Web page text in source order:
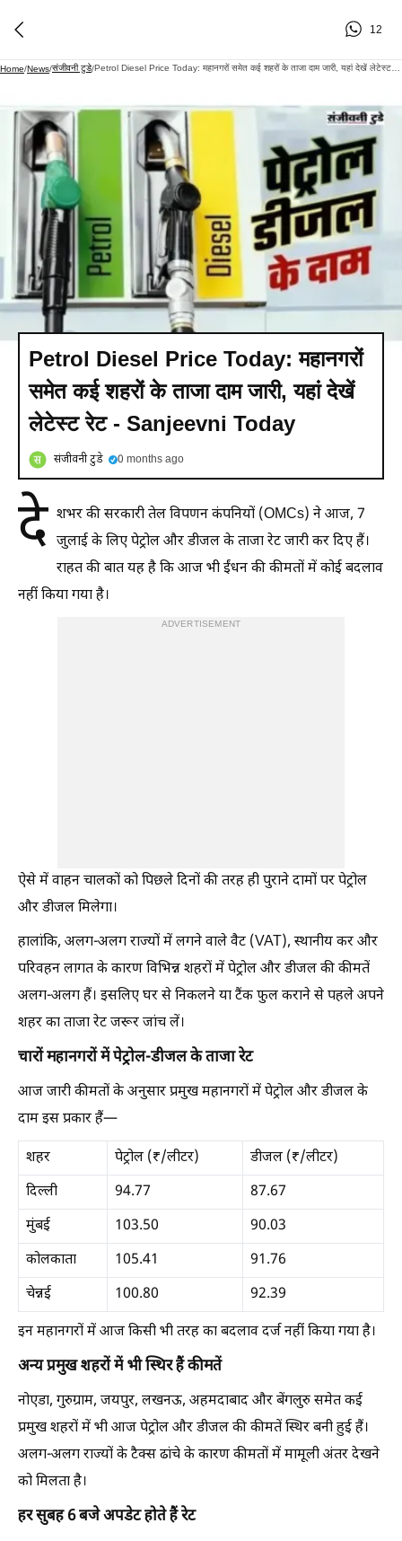
12
Home/News/संजीवनी टुडे/
Petrol Diesel Price Today: महानगरों
समेत कई शहरों के ताजा दाम जारी, यहां देखें
लेटेस्ट रेट - Sanjeevni Today
संजीवनी टुडे 0 months ago
दे शभर की सरकारी तेल विपणन कंपनियों (OMCs) ने आज, 7
जुलाई के लिए पेट्रोल और डीजल के ताजा रेट जारी कर दिए हैं।
राहत की बात यह है कि आज भी ईंधन की कीमतों में कोई बदलाव
नहीं किया गया है।
ADVERTISEMENT
ऐसे में वाहन चालकों को पिछले दिनों की तरह ही पुराने दामों पर पेट्रोल
और डीजल मिलेगा।
हालांकि, अलग-अलग राज्यों में लगने वाले वैट (VAT), स्थानीय कर और
परिवहन लागत के कारण विभिन्न शहरों में पेट्रोल और डीजल की कीमतें
अलग-अलग हैं। इसलिए घर से निकलने या टैंक फुल कराने से पहले अपने
शहर का ताजा रेट जरूर जांच लें।
चारों महानगरों में पेट्रोल-डीजल के ताजा रेट
आज जारी कीमतों के अनुसार प्रमुख महानगरों में पेट्रोल और डीजल के
दाम इस प्रकार हैं—
शहर पेट्रोल (₹/लीटर)
डीजल (₹/लीटर)
दिल्ली
94.77
87.67
मुंबई
103.50
90.03
कोलकाता
105.41
91.76
चेन्नई
100.80
92.39
इन महानगरों में आज किसी भी तरह का बदलाव दर्ज नहीं किया गया है।
अन्य प्रमुख शहरों में भी स्थिर हैं कीमतें
नोएडा, गुरुग्राम, जयपुर, लखनऊ, अहमदाबाद और बेंगलुरु समेत कई
प्रमुख शहरों में भी आज पेट्रोल और डीजल की कीमतें स्थिर बनी हुई हैं।
अलग-अलग राज्यों के टैक्स ढांचे के कारण कीमतों में मामूली अंतर देखने
को मिलता है।
हर सुबह 6 बजे अपडेट होते हैं रेट